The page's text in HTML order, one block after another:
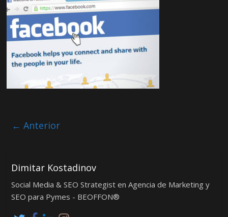
← Anterior
Dimitar Kostadinov
Social Media & SEO Strategist en Agencia de Marketing y
SEO para Pymes - BEOFFON®